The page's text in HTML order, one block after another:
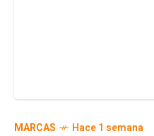
MARCAS Hace 1 semana